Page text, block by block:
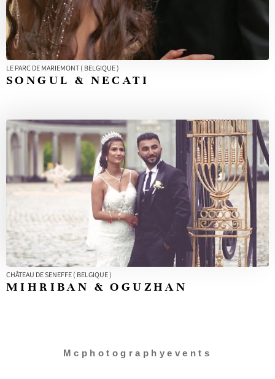
LE PARC DE MARIEMONT ( BELGIQUE )
SONGUL & NECATI
CHÂTEAU DE SENEFFE ( BELGIQUE )
MIHRIBAN & OGUZHAN
Mcphotographyevents